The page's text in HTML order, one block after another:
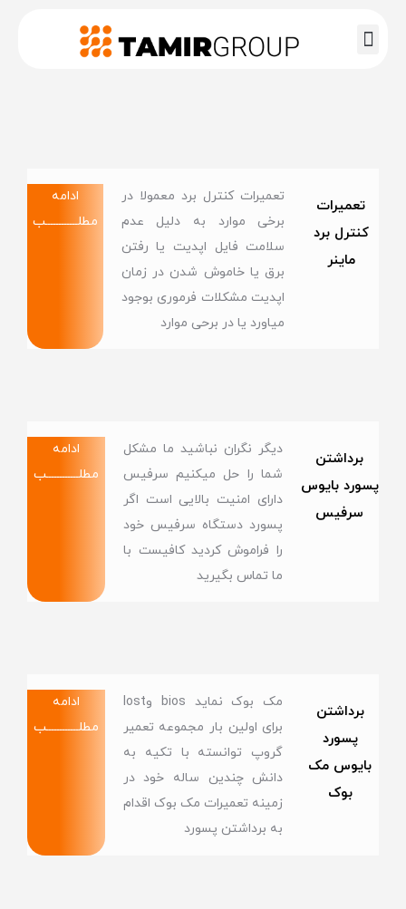
تعمیرات
کنترل برد
ماینر
تعمیرات کنترل برد معمولا در
برخی موارد به دلیل عدم
سلامت فایل اپدیت یا رفتن
برق یا خاموش شدن در زمان
اپدیت مشکلات فرموری بوجود
میاورد یا در برحی موارد
ادامه
مطلــــــــــــب
برداشتن
پسورد بایوس
سرفیس
دیگر نگران نباشید ما مشکل
شما را حل میکنیم سرفیس
دارای امنیت بالایی است اگر
پسورد دستگاه سرفیس خود
را فراموش کردید کافیست با
ما تماس بگیرید
ادامه
مطلــــــــــــب
برداشتن
پسورد
بایوس مک
بوک
مک بوک نماید bios وlost
برای اولین بار مجموعه تعمیر
گروپ توانسته با تکیه به
دانش چندین ساله خود در
زمینه تعمیرات مک بوک اقدام
به برداشتن پسورد
ادامه
مطلــــــــــــب